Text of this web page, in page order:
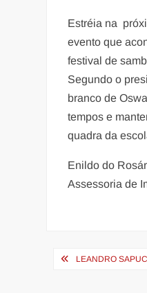
Estréia na
evento que
festival de
Segundo o
branco de
tempos e
quadra da
Enildo do
Assessoria de
LEANDRO